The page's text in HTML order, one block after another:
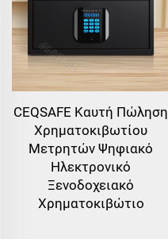
CEQSAFE Καυτή Πώληση
Χρηματοκιβωτίου
Μετρητών Ψηφιακό
Ηλεκτρονικό
Ξενοδοχειακό
Χρηματοκιβώτιο